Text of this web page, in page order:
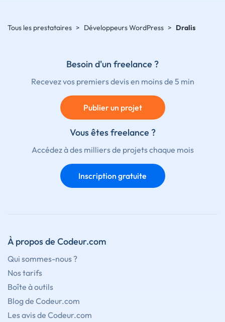
Tous les prestataires > Développeurs WordPress > Dralis
Besoin d'un freelance ?
Recevez vos premiers devis en moins de 5 min
Publier un projet
Vous êtes freelance ?
Accédez à des milliers de projets chaque mois
Inscription gratuite
À propos de Codeur.com
Qui sommes-nous ?
Nos tarifs
Boîte à outils
Blog de Codeur.com
Les avis de Codeur.com